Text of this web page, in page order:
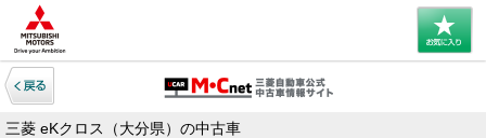
三菱 eKクロス（大分県）の中古車